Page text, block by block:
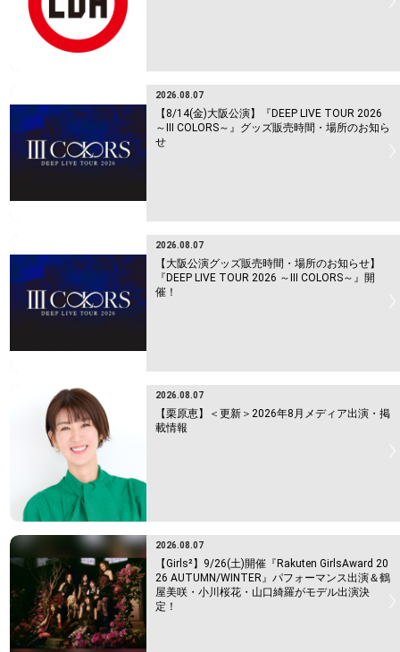
2026.08.07
【8/14(金)大阪公演】『DEEP LIVE TOUR 2026
～Ⅲ COLORS～』グッズ販売時間・場所のお知ら
せ
2026.08.07
【大阪公演グッズ販売時間・場所のお知らせ】
『DEEP LIVE TOUR 2026 ～Ⅲ COLORS～』開
催！
2026.08.07
【栗原恵】＜更新＞2026年8月メディア出演・掲
載情報
2026.08.07
【Girls²】9/26(土)開催『Rakuten GirlsAward 20
26 AUTUMN/WINTER』パフォーマンス出演＆鶴
屋美咲・小川桜花・山口綺羅がモデル出演決
定！